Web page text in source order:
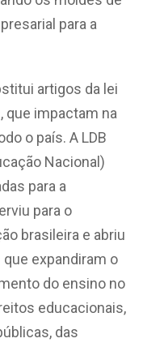
para a
artigos da lei
que impactam na
o país. A LDB
Nacional)
para a
para o
brasileira e abriu
expandiram o
do ensino no
educacionais,
das